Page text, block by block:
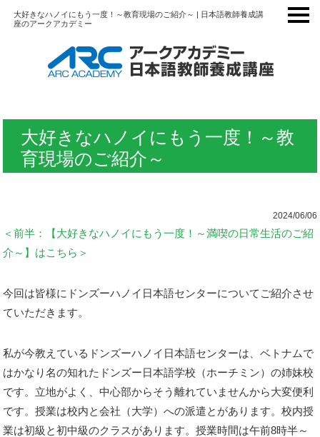
大好きなハノイにもう一度！～教育現場のご紹介～ | 日本語教師養成講
座のアークアカデミー
大好きなハノイにもう一度！～教
育現場のご紹介～
2024/06/06
＜前半：【大好きなハノイにもう一度！～満喫の日常生活のご紹
介～】はこちら＞
今回は皆様にドンズーハノイ日本語センターについてご紹介させ
ていただきます。
私が今教えているドンズーハノイ日本語センターは、ベトナムで
はかなり名の知れたドンズー日本語学校（ホーチミン）の姉妹校
です。立地がよく、中心部からそう離れていませんから大変便利
です。授業は校内と会社（大学）への派遣とがあります。校内授
業は初級と初中級のクラスがあります。授業時間は午前8時半～